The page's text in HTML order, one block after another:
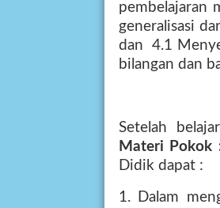
pembelajaran
generalisasi
dan
4.1
bilangan dan
Setelah
Materi Pokok
Didik dapat :
1. Dalam